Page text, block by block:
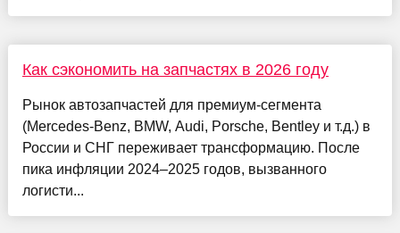
Как сэкономить на запчастях в 2026 году
Рынок автозапчастей для премиум-сегмента
(Mercedes-Benz, BMW, Audi, Porsche, Bentley и т.д.) в
России и СНГ переживает трансформацию. После
пика инфляции 2024–2025 годов, вызванного
логисти...